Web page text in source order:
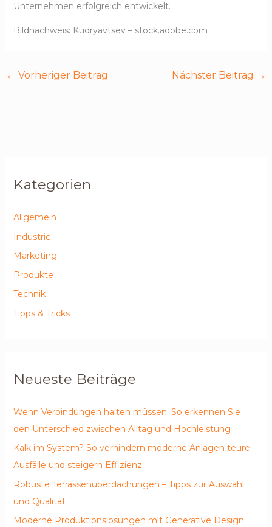
Unternehmen erfolgreich entwickelt.
Bildnachweis: Kudryavtsev– stock.adobe.com
← Vorheriger Beitrag Nächster Beitrag →
Kategorien
Allgemein
Industrie
Marketing
Produkte
Technik
Tipps & Tricks
Neueste Beiträge
Wenn Verbindungen halten müssen: So erkennen Sie
den Unterschied zwischen Alltag und Hochleistung
Kalk im System? So verhindern moderne Anlagen teure
Ausfälle und steigern Effizienz
Robuste Terrassenüberdachungen – Tipps zur Auswahl
und Qualität
Moderne Produktionslösungen mit Generative Design